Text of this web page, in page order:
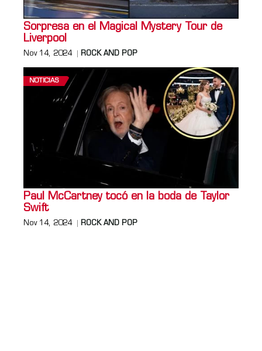
Sorpresa en el Magical Mystery Tour de
Liverpool
Nov 14, 2024 ROCK AND POP
NOTICIAS
Paul McCartney tocó en la boda de Taylor
Swift
Nov 14, 2024 ROCK AND POP